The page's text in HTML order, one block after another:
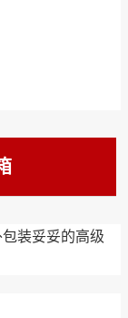
装妥妥的高级